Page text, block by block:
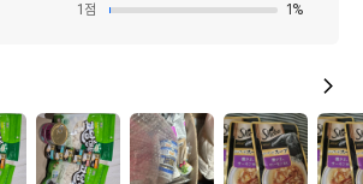
1 점 1 %